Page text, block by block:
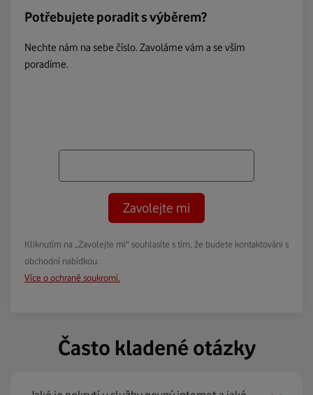
Potřebujete poradit s výběrem?
Nechte nám na sebe číslo. Zavoláme vám a se vším
poradíme.
Zavolejte mi
Kliknutím na „Zavolejte mi“ souhlasíte s tím, že budete kontaktováni s
obchodní nabídkou.
Více o ochraně soukromí.
Často kladené otázky